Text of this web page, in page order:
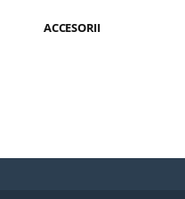
ACCESORII